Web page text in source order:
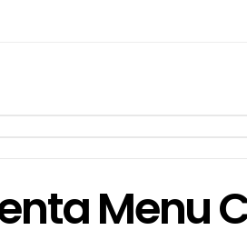
Menu